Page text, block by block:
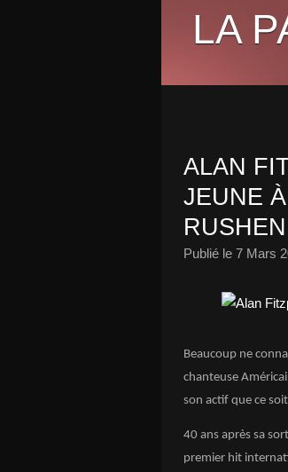
LA
ALAN
JEUNE
Publié le 7 Mars
Beaucoup ne
chanteuse
son actif que ce
40 ans après sa
premier hit